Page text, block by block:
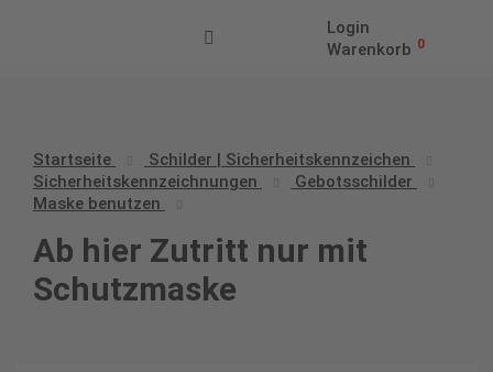
Login
Warenkorb 0
Startseite
Schilder | Sicherheitskennzeichen
Sicherheitskennzeichnungen
Gebotsschilder
Maske benutzen
Ab hier Zutritt nur mit
Schutzmaske